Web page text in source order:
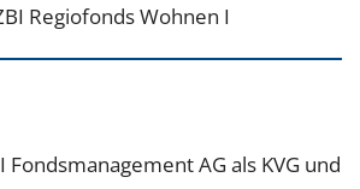
Regiofonds Wohnen I
Fondsmanagement AG als KVG und